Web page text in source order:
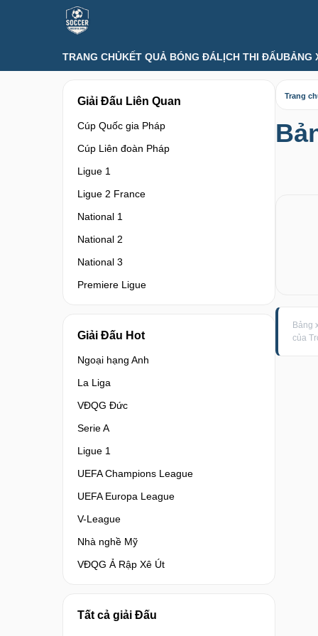
TRANG CHỦKẾT QUẢ BÓNG ĐÁLỊCH THI ĐẤUBẢNG
Giải Đấu Liên Quan
Cúp Quốc gia Pháp
Cúp Liên đoàn Pháp
Ligue 1
Ligue 2 France
National 1
National 2
National 3
Premiere Ligue
Giải Đấu Hot
Ngoại hạng Anh
La Liga
VĐQG Đức
Serie A
Ligue 1
UEFA Champions League
UEFA Europa League
V-League
Nhà nghề Mỹ
VĐQG Ả Rập Xê Út
Tất cả giải Đấu
Trang
Bảng
của